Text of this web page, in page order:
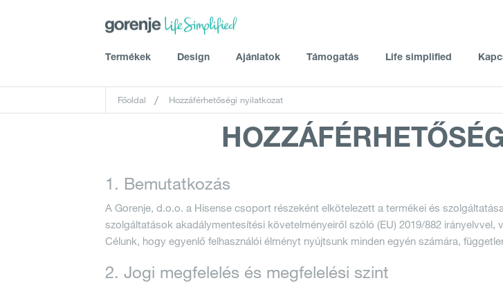
Termékek Design Ajánlatok Támogatás Life simplified
Mosogatás
Étel előkészítés
Takarítás és gondoskodás
Gorenje by Ora Ïto
Retro Special Edition
Vitaway Kollekció
Hibaelhárítás
Támogatás
Garancia
GYIK
Ügyfél információk
Boltkereső
Már nem forgalmazott termékek listája
Szerviz
Könnyítsd meg az életed
Blog Life Simplified
Bezárás
Főoldal Hozzáférhetőségi nyilatkozat
1. Bemutatkozás
A Gorenje, d.o.o. a Hisense csoport részeként elkötelezett a termékei és
szolgáltatások akadálymentesítési követelményeiről szóló (EU) 2019/882
Célunk, hogy egyenlő felhasználói élményt nyújtsunk minden egyén számára,
2. Jogi megfelelés és megfelelési szint